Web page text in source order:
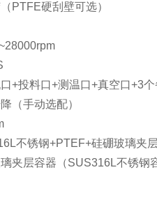
PTFE硬刮壁可选）
+投料口+测温口+真空口+3个
（手动选配）
不锈钢+PTEF+硅硼玻璃夹
夹层容器（SUS316L不锈钢